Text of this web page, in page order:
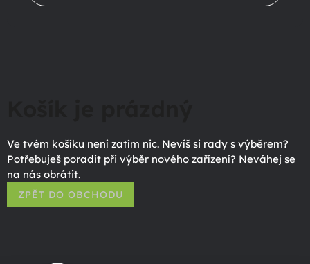
Ve tvém košíku není zatím nic. Nevíš si rady s výběrem?
Potřebuješ poradit při výběr nového zařízení? Neváhej se
na nás obrátit.
ZPĚT DO OBCHODU